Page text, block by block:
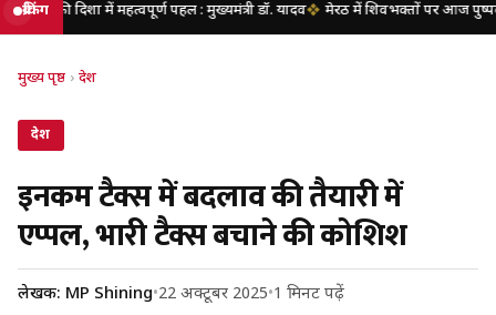
ब्रेकिंग
में महत्वपूर्ण पहल : मुख्यमंत्री डॉ. यादव मेरठ में शिवभक्तों पर आज पुष्पवर्षा करेंगे
मुख्य पृष्ठ › देश
देश
इनकम टैक्स में बदलाव की तैयारी में
एप्पल, भारी टैक्स बचाने की कोशिश
लेखक: MP Shining•22 अक्टूबर 2025•1 मिनट पढ़ें